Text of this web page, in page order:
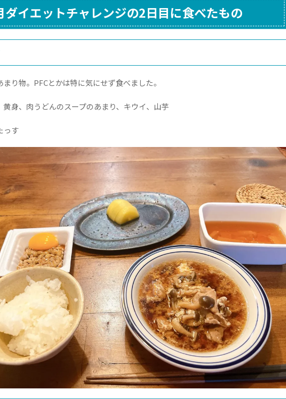
ダイエットチャレンジの2日目に食べたもの
り物。PFCとかは特に気にせず食べました。
黄身、肉うどんのスープのあまり、キウイ、山芋
っす